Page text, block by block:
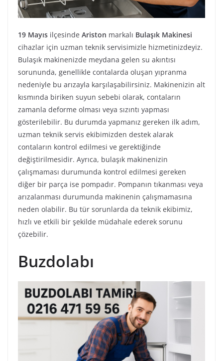
19 Mayıs ilçesinde Ariston markalı Bulaşık Makinesi
cihazlar için uzman teknik servisimizle hizmetinizdeyiz.
Bulaşık makinenizde meydana gelen su akıntısı
sorununda, genellikle contalarda oluşan yıpranma
nedeniyle bu arızayla karşılaşabilirsiniz. Makinenizin alt
kısmında biriken suyun sebebi olarak, contaların
zamanla deforme olması veya sızıntı yapması
gösterilebilir. Bu durumda yapmanız gereken ilk adım,
uzman teknik servis ekibimizden destek alarak
contaların kontrol edilmesi ve gerektiğinde
değiştirilmesidir. Ayrıca, bulaşık makinenizin
çalışmaması durumunda kontrol edilmesi gereken
diğer bir parça ise pompadır. Pompanın tıkanması veya
arızalanması durumunda makinenin çalışmamasına
neden olabilir. Bu tür sorunlarda da teknik ekibimiz,
hızlı ve etkili bir şekilde müdahale ederek sorunu
çözebilir.
Buzdolabı